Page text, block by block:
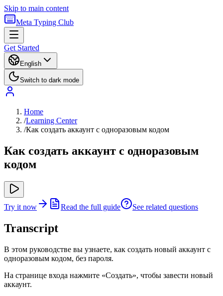
Skip to main content
Meta Typing Club
Get Started
English
Switch to dark mode
Home
/Learning Center
/Как создать аккаунт с одноразовым кодом
Как создать аккаунт с одноразовым
кодом
Try it now Read the full guide See related questions
Transcript
В этом руководстве вы узнаете, как создать новый аккаунт с
одноразовым кодом, без пароля.
На странице входа нажмите «Создать», чтобы завести новый
аккаунт.